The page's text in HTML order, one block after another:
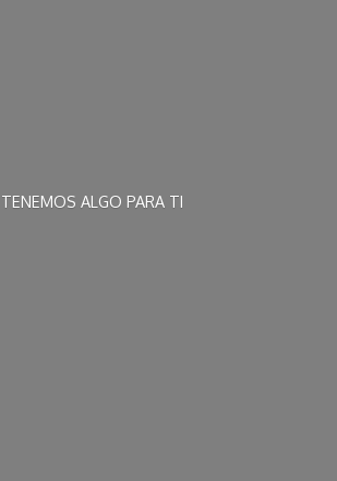
TENEMOS ALGOPARA TI